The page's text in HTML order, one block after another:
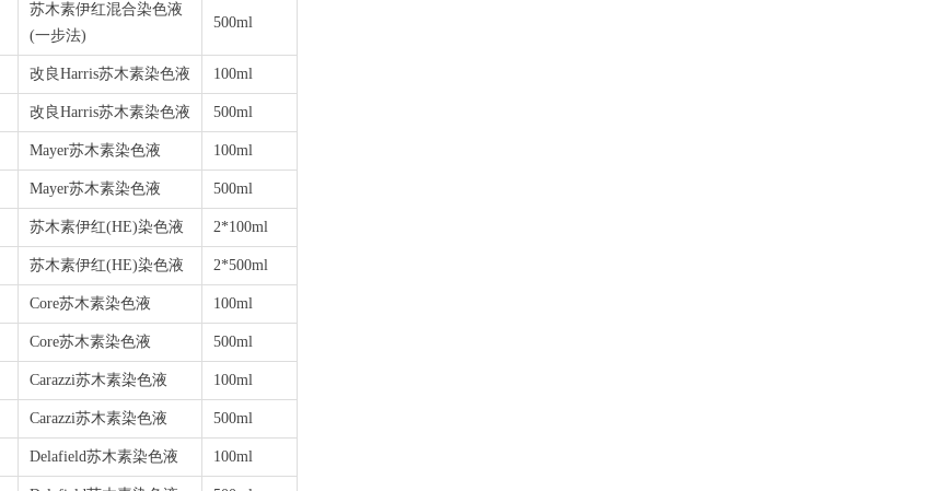
苏木素伊红混合染色液
(一步法)
500ml
改良Harris苏木素染色液 100ml
改良Harris苏木素染色液 500ml
Mayer苏木素染色液 100ml
Mayer苏木素染色液 500ml
苏木素伊红(HE)染色液 2*100ml
苏木素伊红(HE)染色液 2*500ml
Core苏木素染色液 100ml
Core苏木素染色液 500ml
Carazzi苏木素染色液 100ml
Carazzi苏木素染色液 500ml
Delafield苏木素染色液 100ml